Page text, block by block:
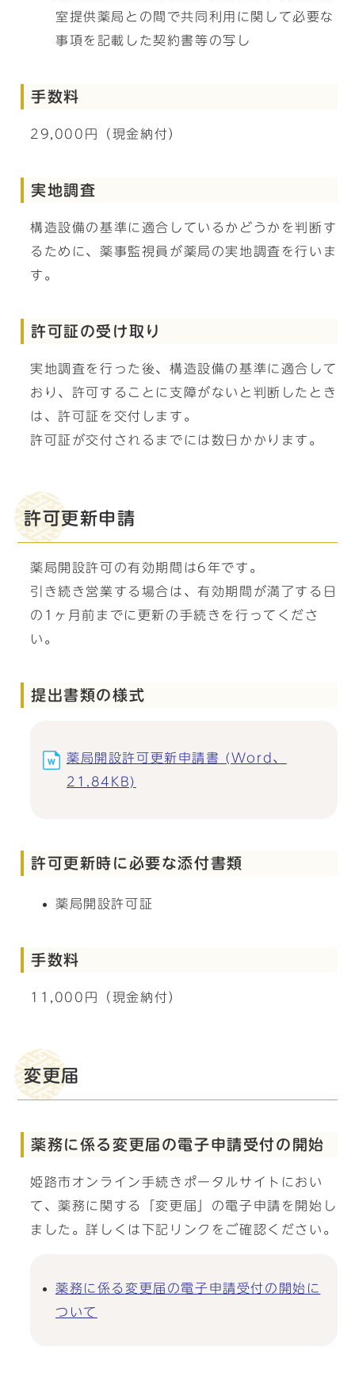
室提供薬局との間で共同利用に関して必要な
事項を記載した契約書等の写し
手数料
29,000円（現金納付）
実地調査
構造設備の基準に適合しているかどうかを判断す
るために、薬事監視員が薬局の実地調査を行いま
す。
許可証の受け取り
実地調査を行った後、構造設備の基準に適合して
おり、許可することに支障がないと判断したとき
は、許可証を交付します。
許可証が交付されるまでには数日かかります。
許可更新申請
薬局開設許可の有効期間は6年です。
引き続き営業する場合は、有効期間が満了する日
の1ヶ月前までに更新の手続きを行ってくださ
い。
提出書類の様式
薬局開設許可更新申請書 (Word、
21.84KB)
許可更新時に必要な添付書類
薬局開設許可証
手数料
11,000円（現金納付）
変更届
薬務に係る変更届の電子申請受付の開始
姫路市オンライン手続きポータルサイトにおい
て、薬務に関する「変更届」の電子申請を開始し
ました。詳しくは下記リンクをご確認ください。
薬務に係る変更届の電子申請受付の開始に
ついて